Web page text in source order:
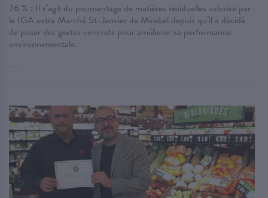
76 % : Il s’agit du pourcentage de matières résiduelles valorisé par
le IGA extra Marché St-Janvier de Mirabel depuis qu’il a décidé
de poser des gestes concrets pour améliorer sa performance
environnementale.
. . .